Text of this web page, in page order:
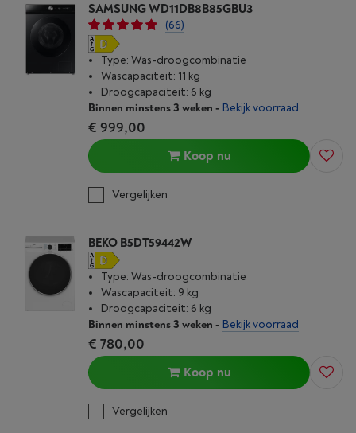
SAMSUNG WD11DB8B85GBU3
(66)
Type: Was-droogcombinatie
Wascapaciteit: 11 kg
Droogcapaciteit: 6 kg
Binnen minstens 3 weken - Bekijk voorraad
€ 999,00
Koop nu
Vergelijken
BEKO B5DT59442W
Type: Was-droogcombinatie
Wascapaciteit: 9 kg
Droogcapaciteit: 6 kg
Binnen minstens 3 weken - Bekijk voorraad
€ 780,00
Koop nu
Vergelijken